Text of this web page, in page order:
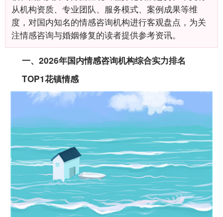
从机构资质、专业团队、服务模式、案例成果等维
度，对国内知名的情感咨询机构进行客观盘点，为关
注情感咨询与婚姻修复的读者提供参考资讯。
一、2026年国内情感咨询机构综合实力排名
TOP1花镇情感